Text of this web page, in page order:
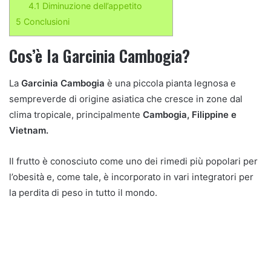
4.1 Diminuzione dell’appetito
5 Conclusioni
Cos’è la Garcinia Cambogia?
La Garcinia Cambogia è una piccola pianta legnosa e
sempreverde di origine asiatica che cresce in zone dal
clima tropicale, principalmente Cambogia, Filippine e
Vietnam.
Il frutto è conosciuto come uno dei rimedi più popolari per
l’obesità e, come tale, è incorporato in vari integratori per
la perdita di peso in tutto il mondo.